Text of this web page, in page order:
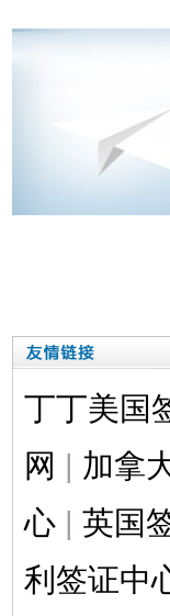
丁丁美国
网 | 加拿
心 | 英国
利签证中